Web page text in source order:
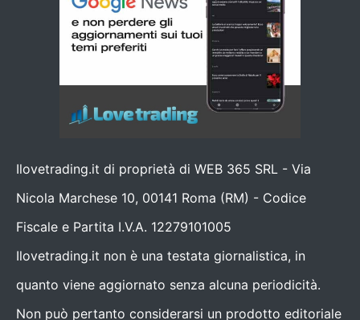
Ilovetrading.it di proprietà di WEB 365 SRL - Via
Nicola Marchese 10, 00141 Roma (RM) - Codice
Fiscale e Partita I.V.A. 12279101005
Ilovetrading.it non è una testata giornalistica, in
quanto viene aggiornato senza alcuna periodicità.
Non può pertanto considerarsi un prodotto editoriale